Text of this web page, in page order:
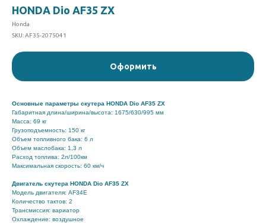
HONDA Dio AF35 ZX
Honda
SKU:AF35-2075041
Оформить
Основные параметры скутера HONDA Dio AF35 ZX
Габаритная длина/ширина/высота: 1675/630/995 мм
Масса: 69 кг
Грузоподъемность: 150 кг
Объем топливного бака: 6 л
Объем маслобака: 1,3 л
Расход топлива: 2л/100км
Максимальная скорость: 60 км/ч
Двигатель скутера HONDA Dio AF35 ZX
Модель двигателя: AF34E
Количество тактов: 2
Трансмиссия: вариатор
Охлаждение: воздушное